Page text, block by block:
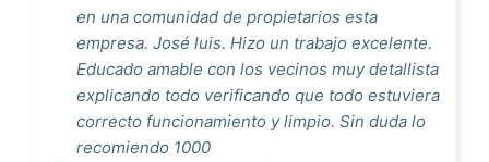
en una comunidad de propietarios esta
empresa. José luis. Hizo un trabajo excelente.
Educado amable con los vecinos muy detallista
explicando todo verificando que todo estuviera
correcto funcionamiento y limpio. Sin duda lo
recomiendo 1000